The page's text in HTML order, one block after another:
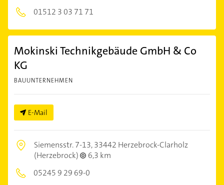
01512 3 03 71 71
Mokinski Technikgebäude GmbH & Co
KG
BAUUNTERNEHMEN
E-Mail
Siemensstr. 7-13,33442 Herzebrock-Clarholz
(Herzebrock)
6,3 km
05245 9 29 69-0